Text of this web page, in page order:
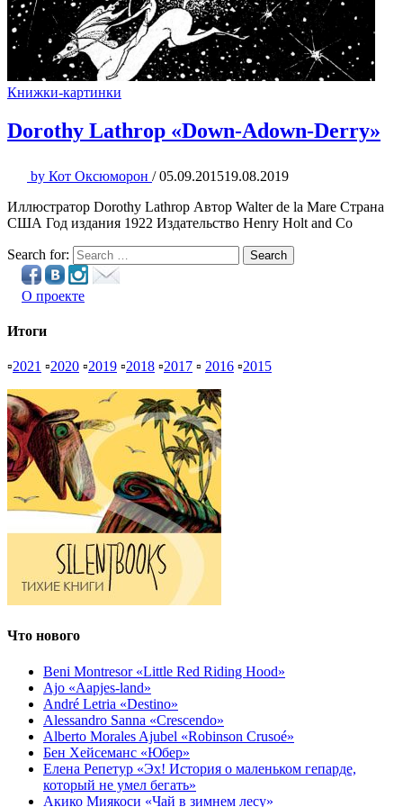
Книжки-картинки
Dorothy Lathrop «Down-Adown-Derry»
by Кот Оксюморон / 05.09.201519.08.2019
Иллюстратор Dorothy Lathrop Автор Walter de la Mare Страна
США Год издания 1922 Издательство Henry Holt and Co
Search for: Search
О проекте
Итоги
▫2021 ▫2020 ▫2019 ▫2018 ▫2017 ▫ 2016 ▫2015
Что нового
Beni Montresor «Little Red Riding Hood»
Ajo «Aapjes-land»
André Letria «Destino»
Alessandro Sanna «Crescendo»
Alberto Morales Ajubel «Robinson Crusoé»
Бен Хейсеманс «Юбер»
Елена Репетур «Эх! История о маленьком гепарде,
который не умел бегать»
Акико Миякоси «Чай в зимнем лесу»